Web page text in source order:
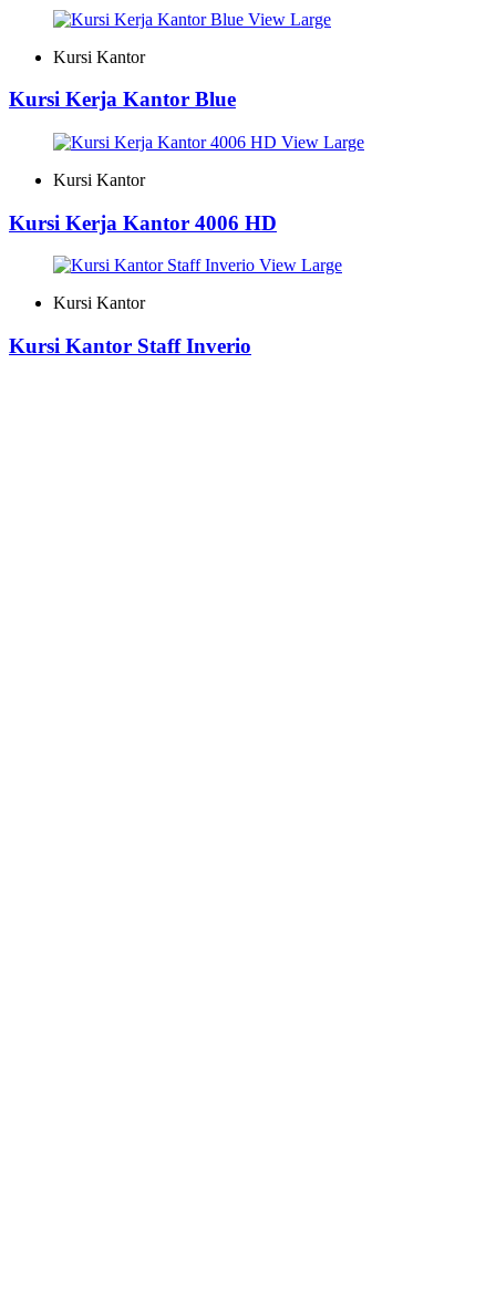
View Large
Kursi Kantor
Kursi Kerja Kantor Blue
View Large
Kursi Kantor
Kursi Kerja Kantor 4006 HD
View Large
Kursi Kantor
Kursi Kantor Staff Inverio